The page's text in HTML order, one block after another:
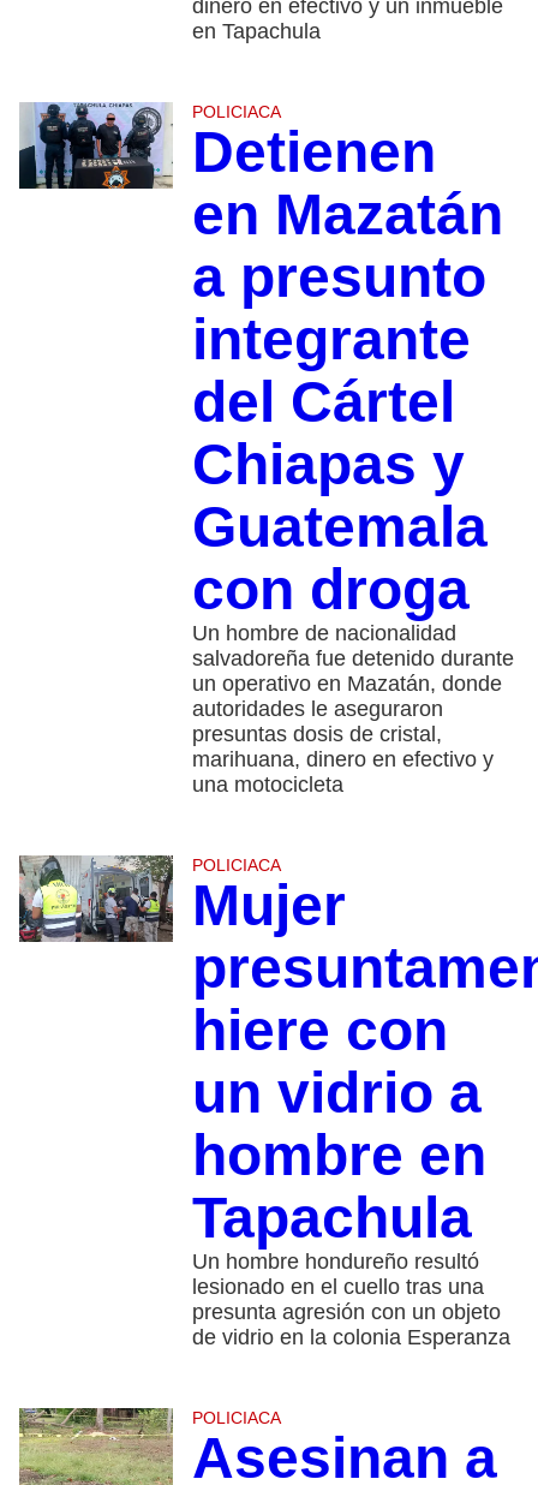
dinero en efectivo y un inmueble
en Tapachula
POLICIACA
Detienen
en Mazatán
a presunto
integrante
del Cártel
Chiapas y
Guatemala
con droga
Un hombre de nacionalidad
salvadoreña fue detenido durante
un operativo en Mazatán, donde
autoridades le aseguraron
presuntas dosis de cristal,
marihuana, dinero en efectivo y
una motocicleta
POLICIACA
Mujer
hiere con
un vidrio a
hombre en
Tapachula
Un hombre hondureño resultó
lesionado en el cuello tras una
presunta agresión con un objeto
de vidrio en la colonia Esperanza
POLICIACA
Asesinan a